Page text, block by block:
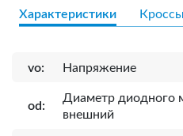
Характеристики Кроссы
vo: Напряжение
od:
Диаметр диодного
внешний